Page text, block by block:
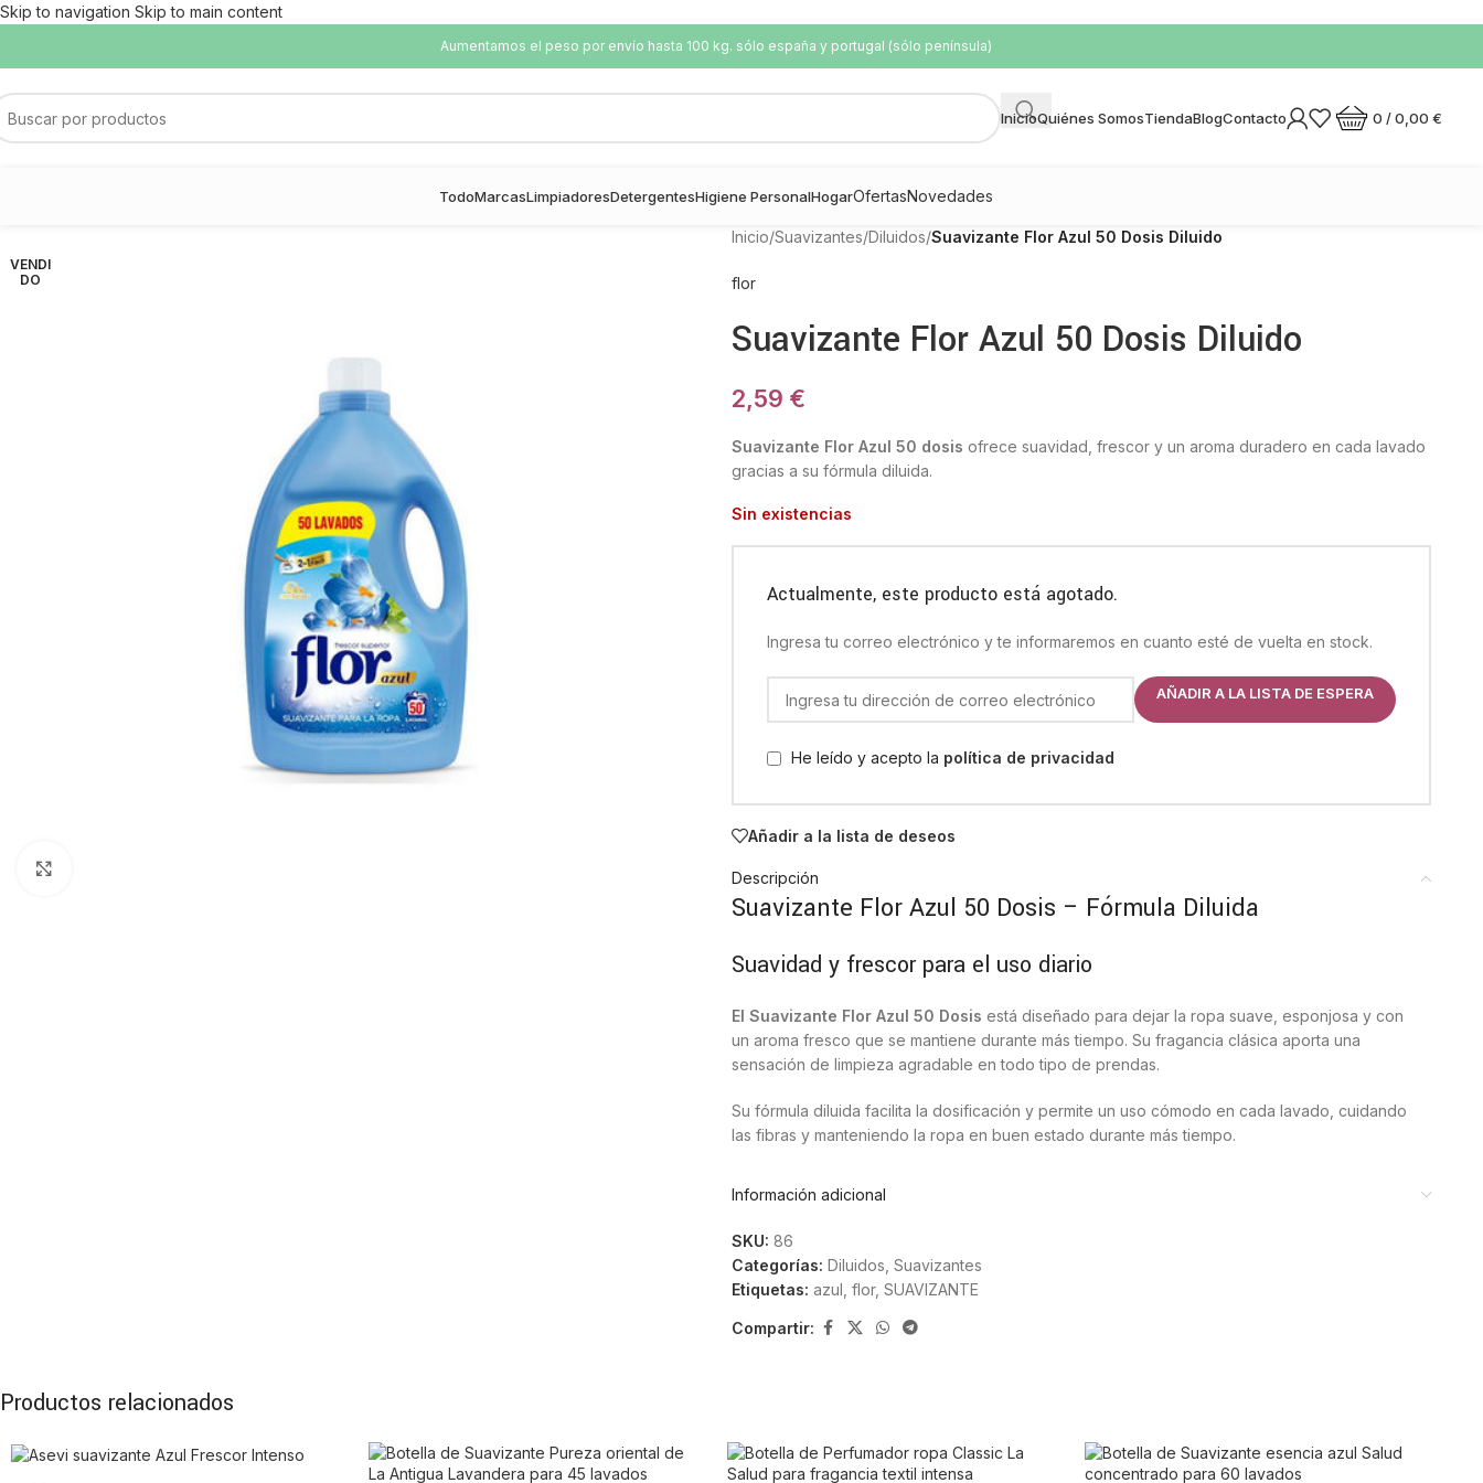
Skip to navigation Skip to main content
Aumentamos el peso por envío hasta 100 kg. sólo españa y portugal (sólo península)
InicioQuiénes SomosTiendaBlogContacto 0 /0,00 €
TodoMarcasLimpiadoresDetergentesHigiene PersonalHogarOfertasNovedades
VENDI
DO
Inicio/Suavizantes/Diluidos/Suavizante Flor Azul 50 Dosis Diluido
flor
Suavizante Flor Azul 50 Dosis Diluido
2,59 €
Suavizante Flor Azul 50 dosis ofrece suavidad, frescor y un aroma duradero en cada lavado
gracias a su fórmula diluida.
Sin existencias
Actualmente, este producto está agotado.
Ingresa tu correo electrónico y te informaremos en cuanto esté de vuelta en stock.
AÑADIR A LA LISTA DE ESPERA
He leído y acepto la política de privacidad
Añadir a la lista de deseos
Descripción
Suavizante Flor Azul 50 Dosis – Fórmula Diluida
Suavidad y frescor para el uso diario
El Suavizante Flor Azul 50 Dosis está diseñado para dejar la ropa suave, esponjosa y con
un aroma fresco que se mantiene durante más tiempo. Su fragancia clásica aporta una
sensación de limpieza agradable en todo tipo de prendas.
Su fórmula diluida facilita la dosificación y permite un uso cómodo en cada lavado, cuidando
las fibras y manteniendo la ropa en buen estado durante más tiempo.
Aroma fresco y duradero
La fragancia Flor Azul destaca por su frescor característico, ideal para quienes buscan un
aroma limpio y suave que permanezca en la ropa sin resultar intenso.
Formato práctico de 50 dosis
Características principales
Información adicional
SKU: 86
Categorías: Diluidos Suavizantes
Etiquetas: azul flor, SUAVIZANTE
Compartir:
Productos relacionados